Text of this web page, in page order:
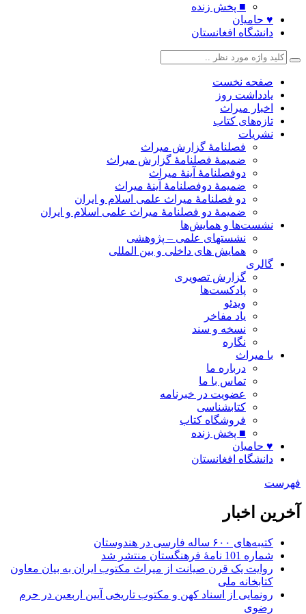
■ پخش زنده
♥ حامیان
دانشگاه افغانستان
صفحه نخست
یادداشت روز
اخبار میراث
تازه‌های کتاب
نشریات
فصلنامۀ گزارش میراث
ضمیمۀ فصلنامۀ گزارش میراث
دوفصلنامۀ آینۀ میراث
ضمیمۀ دوفصلنامۀ آینۀ میراث
دو فصلنامۀ میراث علمی اسلام و ایران
ضمیمۀ دو فصلنامۀ میراث علمی اسلام و ایران
نشست‌ها و همایش‌ها
نشستهای علمی – پژوهشی
همایش های داخلی و بین المللی
گالری
گزارش تصویری
پادکست‌ها
ویدئو
یاد مفاخر
نسخه و سند
نگاره
با میراث
درباره ما
تماس با ما
عضویت در خبرنامه
کتابشناسی
فروشگاه کتاب
■ پخش زنده
♥ حامیان
دانشگاه افغانستان
فهرست
آخرین اخبار
کتیبه‌های ۶۰۰ ساله فارسی در هندوستان
شماره 101 نامۀ فرهنگستان منتشر شد
روایت یک قرن صیانت از میراث مکتوب ایران به بیان معاون
کتابخانه ملی
رونمایی از اسناد کهن و مکتوب تاریخی آیین اربعین در حرم
رضوی